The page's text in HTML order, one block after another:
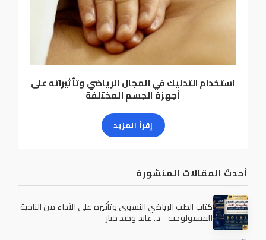
استخدام التدليك في المجال الرياضي وتأثيراته على
أجهزة الجسم المختلفة
إقرأ المزيد
أحدث المقالات المنشورة
كتاب الطب الرياضي النسوي وتأثيره على الأداء من الناحية
الفسيولوجية - د. عايد وحيد جبار